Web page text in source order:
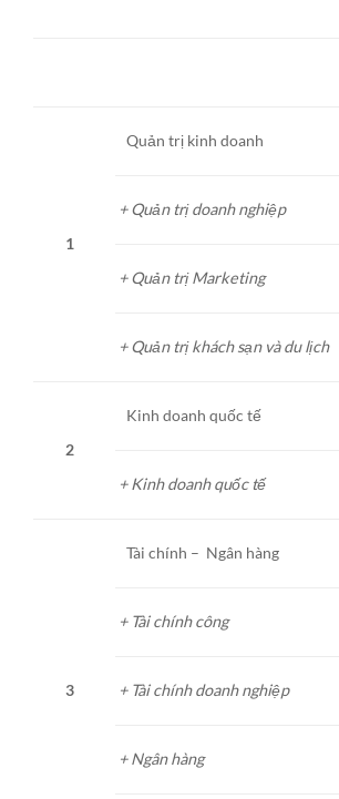
1
Quản trị kinh doanh
+ Quản trị doanh nghiệp
+ Quản trị Marketing
+ Quản trị khách sạn và du lịch
2
Kinh doanh quốc tế
+ Kinh doanh quốc tế
3
Tài chính – Ngân hàng
+ Tài chính công
+ Tài chính doanh nghiệp
+ Ngân hàng